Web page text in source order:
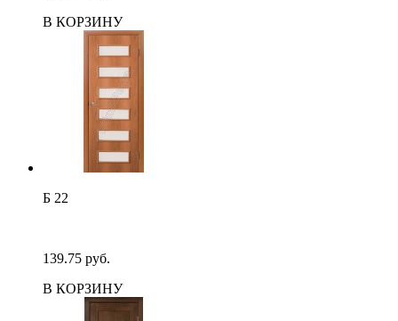
В КОРЗИНУ
Б 22
139.75 руб.
В КОРЗИНУ